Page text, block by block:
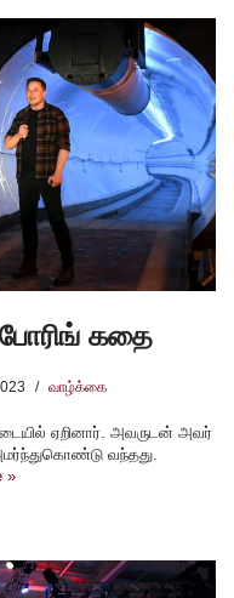
கதை
வாழ்க்கை
ஏறினார். அவருடன் அவர்
வந்தது.
»